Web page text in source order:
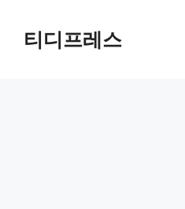
티디프레스